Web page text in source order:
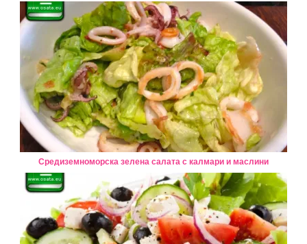
Средиземноморска зелена салата с калмари и маслини